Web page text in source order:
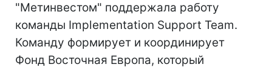
"Метинвестом" поддержала работу
команды Implementation Support Team.
Команду формирует и координирует
Фонд Восточная Европа, который